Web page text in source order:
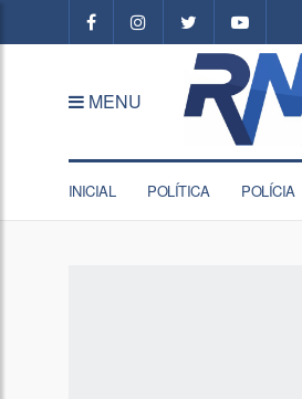
MENU
INICIAL POLÍTICA POLÍCIA